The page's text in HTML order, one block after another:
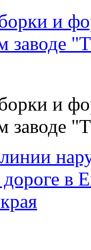
и
заводе
и
заводе
в